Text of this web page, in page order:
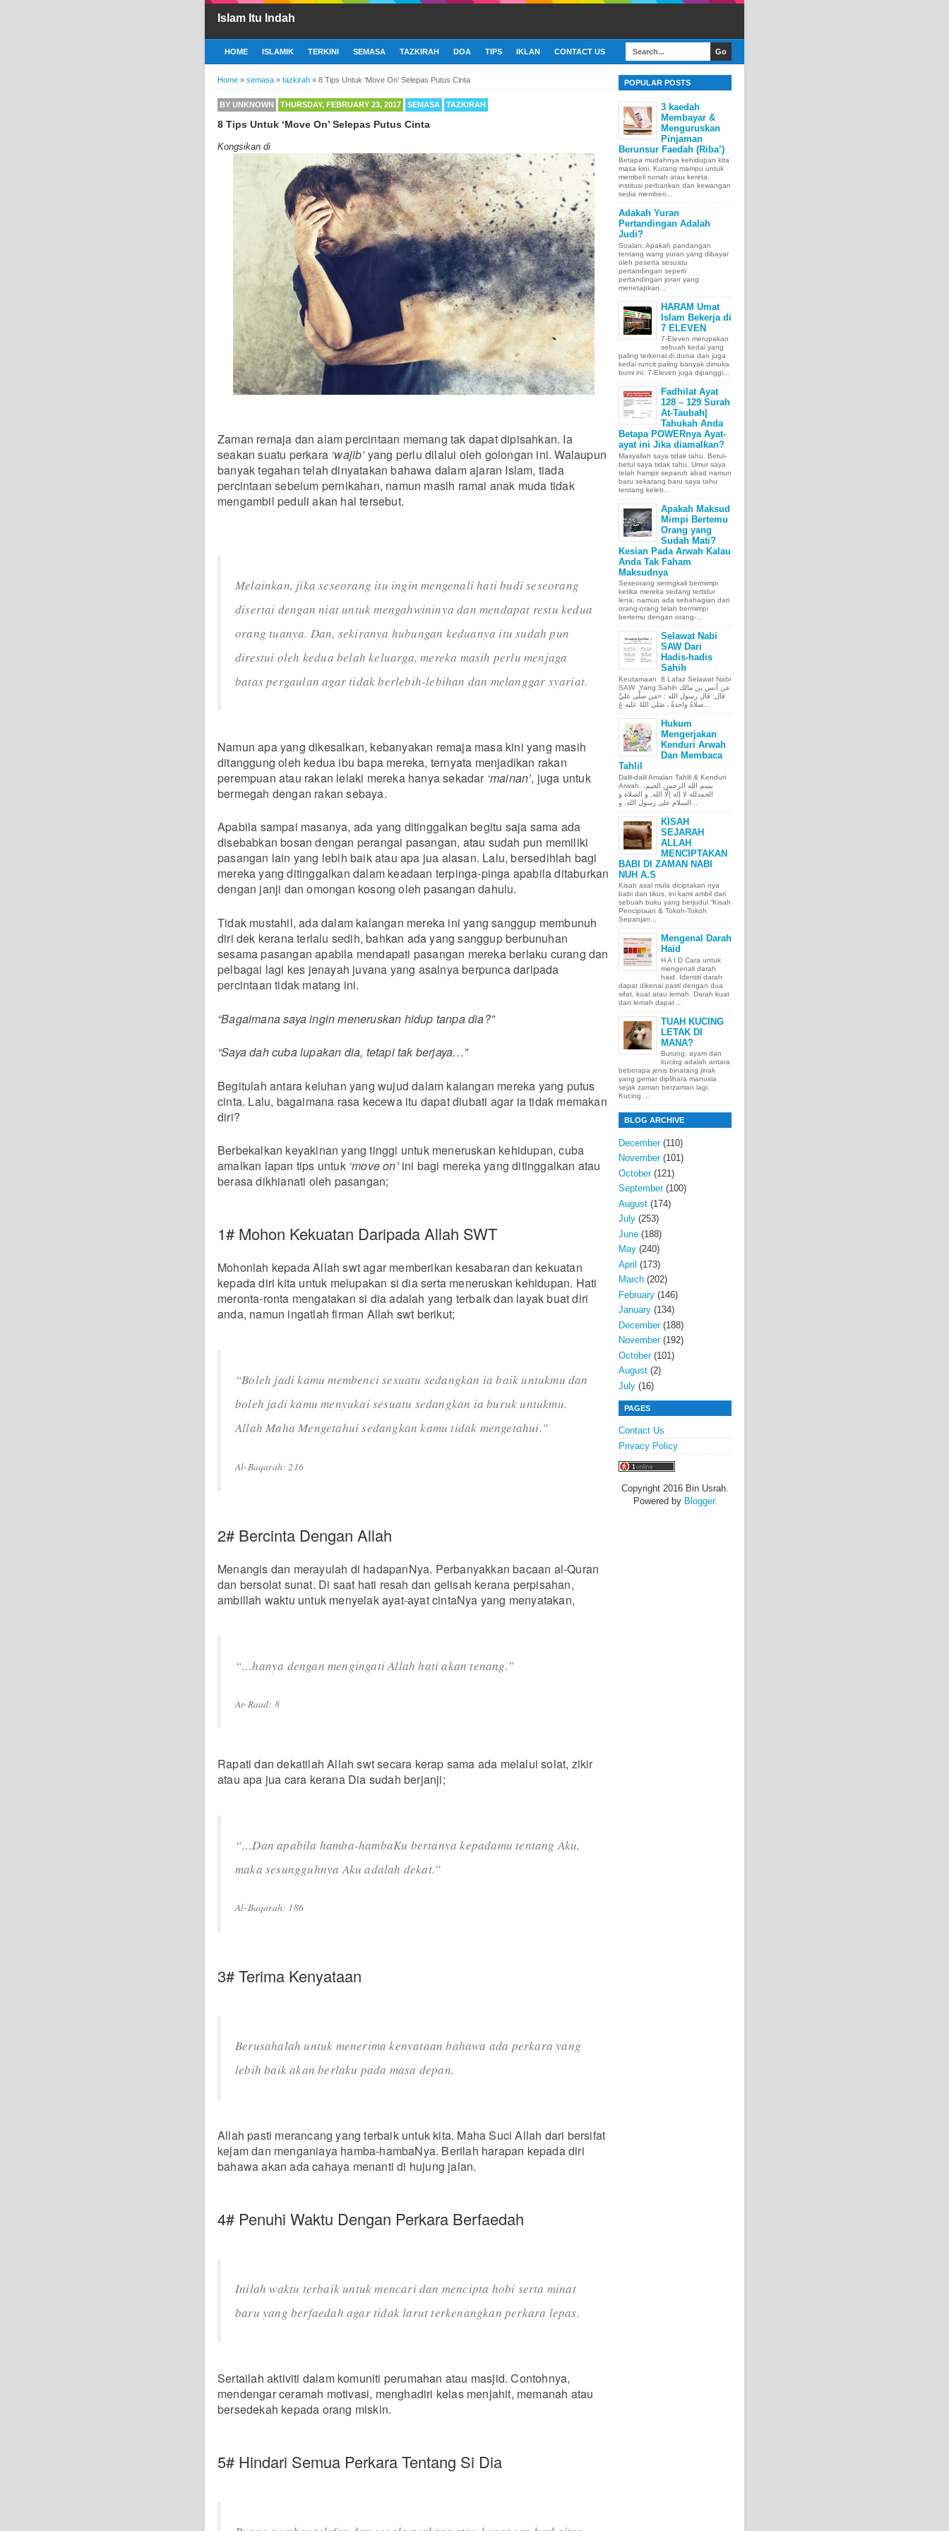
Islam Itu Indah
HOME ISLAMIK TERKINI SEMASA TAZKIRAH DOA TIPS IKLAN CONTACT US
Home » semasa » tazkirah » 8 Tips Untuk ‘Move On’ Selepas Putus Cinta
BY UNKNOWN THURSDAY, FEBRUARY 23, 2017 SEMASA TAZKIRAH
8 Tips Untuk ‘Move On’ Selepas Putus Cinta
Kongsikan di
Zaman remaja dan alam percintaan memang tak dapat dipisahkan. Ia
seakan suatu perkara ‘wajib’ yang perlu dilalui oleh golongan ini. Walaupun
banyak tegahan telah dinyatakan bahawa dalam ajaran Islam, tiada
percintaan sebelum pernikahan, namun masih ramai anak muda tidak
mengambil peduli akan hal tersebut.
Melainkan, jika seseorang itu ingin mengenali hati budi seseorang
disertai dengan niat untuk mengahwininya dan mendapat restu kedua
orang tuanya. Dan, sekiranya hubungan keduanya itu sudah pun
direstui oleh kedua belah keluarga, mereka masih perlu menjaga
batas pergaulan agar tidak berlebih-lebihan dan melanggar syariat.
Namun apa yang dikesalkan, kebanyakan remaja masa kini yang masih
ditanggung oleh kedua ibu bapa mereka, ternyata menjadikan rakan
perempuan atau rakan lelaki mereka hanya sekadar ‘mainan’, juga untuk
bermegah dengan rakan sebaya.
Apabila sampai masanya, ada yang ditinggalkan begitu saja sama ada
disebabkan bosan dengan perangai pasangan, atau sudah pun memiliki
pasangan lain yang lebih baik atau apa jua alasan. Lalu, bersedihlah bagi
mereka yang ditinggalkan dalam keadaan terpinga-pinga apabila ditaburkan
dengan janji dan omongan kosong oleh pasangan dahulu.
Tidak mustahil, ada dalam kalangan mereka ini yang sanggup membunuh
diri dek kerana terlalu sedih, bahkan ada yang sanggup berbunuhan
sesama pasangan apabila mendapati pasangan mereka berlaku curang dan
pelbagai lagi kes jenayah juvana yang asalnya berpunca daripada
percintaan tidak matang ini.
“Bagaimana saya ingin meneruskan hidup tanpa dia?”
“Saya dah cuba lupakan dia, tetapi tak berjaya…”
Begitulah antara keluhan yang wujud dalam kalangan mereka yang putus
cinta. Lalu, bagaimana rasa kecewa itu dapat diubati agar ia tidak memakan
diri?
Berbekalkan keyakinan yang tinggi untuk meneruskan kehidupan, cuba
amalkan lapan tips untuk ‘move on’ini bagi mereka yang ditinggalkan atau
berasa dikhianati oleh pasangan;
1# Mohon Kekuatan Daripada Allah SWT
Mohonlah kepada Allah swt agar memberikan kesabaran dan kekuatan
kepada diri kita untuk melupakan si dia serta meneruskan kehidupan. Hati
meronta-ronta mengatakan si dia adalah yang terbaik dan layak buat diri
anda, namun ingatlah firman Allah swt berikut;
“Boleh jadi kamu membenci sesuatu sedangkan ia baik untukmu dan
boleh jadi kamu menyukai sesuatu sedangkan ia buruk untukmu.
Allah Maha Mengetahui sedangkan kamu tidak mengetahui.”
Al-Baqarah: 216
2# Bercinta Dengan Allah
Menangis dan merayulah di hadapanNya. Perbanyakkan bacaan al-Quran
dan bersolat sunat. Di saat hati resah dan gelisah kerana perpisahan,
ambillah waktu untuk menyelak ayat-ayat cintaNya yang menyatakan,
“…hanya dengan mengingati Allah hati akan tenang.”
Ar-Raad: 8
Rapati dan dekatilah Allah swt secara kerap sama ada melalui solat, zikir
atau apa jua cara kerana Dia sudah berjanji;
“…Dan apabila hamba-hambaKu bertanya kepadamu tentang Aku,
maka sesungguhnya Aku adalah dekat.”
Al-Baqarah: 186
3# Terima Kenyataan
Berusahalah untuk menerima kenyataan bahawa ada perkara yang
lebih baik akan berlaku pada masa depan.
Allah pasti merancang yang terbaik untuk kita. Maha Suci Allah dari bersifat
kejam dan menganiaya hamba-hambaNya. Berilah harapan kepada diri
bahawa akan ada cahaya menanti di hujung jalan.
4# Penuhi Waktu Dengan Perkara Berfaedah
Inilah waktu terbaik untuk mencari dan mencipta hobi serta minat
baru yang berfaedah agar tidak larut terkenangkan perkara lepas.
Sertailah aktiviti dalam komuniti perumahan atau masjid. Contohnya,
mendengar ceramah motivasi, menghadiri kelas menjahit, memanah atau
bersedekah kepada orang miskin.
5# Hindari Semua Perkara Tentang Si Dia
POPULAR POSTS
3 kaedah
Membayar &
Menguruskan
Pinjaman
Berunsur Faedah (Riba’)
Betapa mudahnya kehidupan kita
masa kini. Kurang mampu untuk
membeli rumah atau kereta,
institusi perbankan dan kewangan
sedia memberi...
Adakah Yuran
Pertandingan Adalah
Judi?
Soalan: Apakah pandangan
tentang wang yuran yang dibayar
oleh peserta sesuatu
pertandingan seperti
pertandingan joran yang
menetapkan...
HARAM Umat
Islam Bekerja di
7 ELEVEN
7-Eleven merupakan
sebuah kedai yang
paling terkenal di dunia dan juga
kedai runcit paling banyak dimuka
bumi ini. 7-Eleven juga dipanggi...
Fadhilat Ayat
128 – 129 Surah
At-Taubah|
Tahukah Anda
Betapa POWERnya Ayat-
ayat ini Jika diamalkan?
Masyallah saya tidak tahu. Betul-
betul saya tidak tahu. Umur saya
telah hampir separuh abad namun
baru sekarang baru saya tahu
tentang keleb...
Apakah Maksud
Mimpi Bertemu
Orang yang
Sudah Mati?
Kesian Pada Arwah Kalau
Anda Tak Faham
Maksudnya
Seseorang seringkali bermimpi
ketika mereka sedang tertidur
lena, namun ada sebahagian dari
orang-orang telah bermimpi
bertemu dengan orang-...
Selawat Nabi
SAW Dari
Hadis-hadis
Sahih
Keutamaan 8 Lafaz Selawat Nabi
SAW Yang Sahih عن أنس بن مالك
قال: قال رسول الله : «مَن صلَّى عليَّ
Hukum
Mengerjakan
Kenduri Arwah
Dan Membaca
Tahlil
Dalil-dalil Amalan Tahlil & Kenduri
Arwah. بسم الله الرحمن الحيم.
الحمدلله لا إله إلّا الله, و الصلاة و
KISAH
SEJARAH
ALLAH
MENCIPTAKAN
BABI DI ZAMAN NABI
NUH A.S
Kisah asal mula diciptakan nya
babi dan tikus, ini kami ambil dari
sebuah buku yang berjudul “Kisah
Penciptaan & Tokoh-Tokoh
Sepanjan...
Mengenal Darah
Haid
H A I D Cara untuk
mengenali darah
haid. Identiti darah
dapat dikenal pasti dengan dua
sifat, kuat atau lemah. Darah kuat
dan lemah dapat ...
TUAH KUCING
LETAK DI
MANA?
Burung, ayam dan
kucing adalah antara
beberapa jenis binatang jinak
yang gemar diplihara manusia
sejak zaman berzaman lagi.
Kucing ...
BLOG ARCHIVE
December(110)
November(101)
October(121)
September(100)
August (174)
July (253)
June (188)
May (240)
April (173)
March (202)
February (146)
January (134)
December(188)
November(192)
October(101)
August (2)
July (16)
PAGES
Contact Us
Privacy Policy
Copyright 2016 Bin Usrah.
Powered by Blogger.